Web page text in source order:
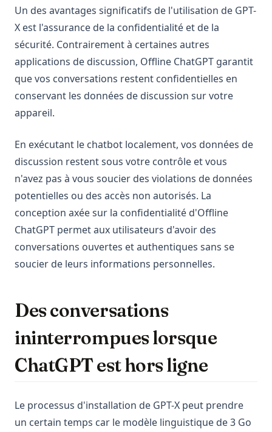
Un des avantages significatifs de l'utilisation de GPT-
X est l'assurance de la confidentialité et de la
sécurité. Contrairement à certaines autres
applications de discussion, Offline ChatGPT garantit
que vos conversations restent confidentielles en
conservant les données de discussion sur votre
appareil.
En exécutant le chatbot localement, vos données de
discussion restent sous votre contrôle et vous
n'avez pas à vous soucier des violations de données
potentielles ou des accès non autorisés. La
conception axée sur la confidentialité d'Offline
ChatGPT permet aux utilisateurs d'avoir des
conversations ouvertes et authentiques sans se
soucier de leurs informations personnelles.
Des conversations
ininterrompues lorsque
ChatGPT est hors ligne
Le processus d'installation de GPT-X peut prendre
un certain temps car le modèle linguistique de 3 Go